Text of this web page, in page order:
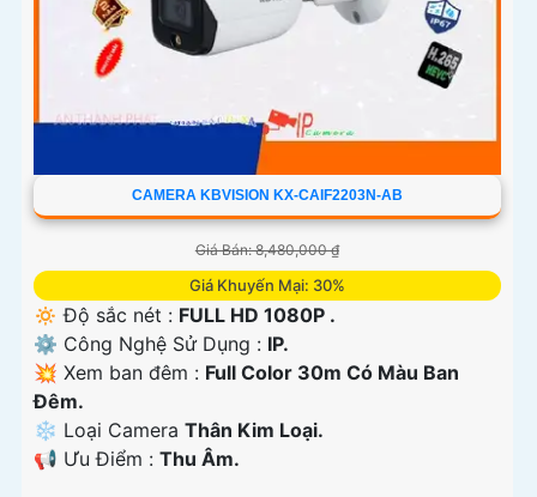
CAMERA KBVISION KX-CAIF2203N-AB
Giá Bán: 8,480,000 ₫
Giá Khuyến Mại: 30%
🔅 Độ sắc nét : FULL HD 1080P .
⚙ Công Nghệ Sử Dụng : IP.
💥 Xem ban đêm : Full Color 30m Có Màu Ban
Đêm.
❄ Loại Camera Thân Kim Loại.
️📢 Ưu Điểm : Thu Âm.